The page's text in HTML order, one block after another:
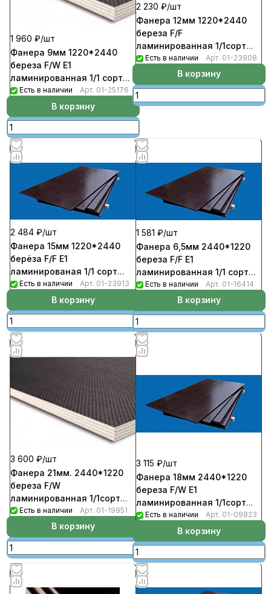
1 960 ₽/шт
Фанера 9мм 1220*2440
береза F/W Е1
ламинированная 1/1 сорт
(сетка) (44шт/пал)
Есть в наличии Арт. 01-25176
В корзину
2 230 ₽/шт
Фанера 12мм 1220*2440
береза F/F
ламинированная 1/1сорт
(33шт/пал)
Есть в наличии Арт. 01-23908
В корзину
2 484 ₽/шт
Фанера 15мм 1220*2440
берёза F/F E1
ламинированая 1/1 сорт
(26шт/пал)
Есть в наличии Арт. 01-23913
В корзину
1 581 ₽/шт
Фанера 6,5мм 2440*1220
береза F/F Е1
ламинированная 1/1 сорт
(60шт/пал)
Есть в наличии Арт. 01-16414
В корзину
3 600 ₽/шт
Фанера 21мм. 2440*1220
береза F/W
ламинированная 1/1сорт
(сетка) (19шт/пал)
Есть в наличии Арт. 01-19951
В корзину
3 115 ₽/шт
Фанера 18мм 2440*1220
береза F/W Е1
ламинированная 1/1сорт
(сетка) (22шт/пал)
Есть в наличии Арт. 01-09823
В корзину